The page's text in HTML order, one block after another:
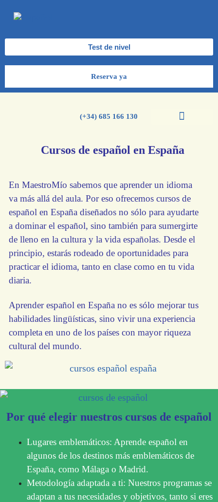
Test de nivel
Reserva ya
(+34) 685 166 130
Cursos de español en España
En MaestroMío sabemos que aprender un idioma
va más allá del aula. Por eso ofrecemos cursos de
español en España diseñados no sólo para ayudarte
a dominar el español, sino también para sumergirte
de lleno en la cultura y la vida españolas. Desde el
principio, estarás rodeado de oportunidades para
practicar el idioma, tanto en clase como en tu vida
diaria.
Aprender español en España no es sólo mejorar tus
habilidades lingüísticas, sino vivir una experiencia
completa en uno de los países con mayor riqueza
cultural del mundo.
Por qué elegir nuestros cursos de español
Lugares emblemáticos: Aprende español en
algunos de los destinos más emblemáticos de
España, como Málaga o Madrid.
Metodología adaptada a ti: Nuestros programas se
adaptan a tus necesidades y objetivos, tanto si eres